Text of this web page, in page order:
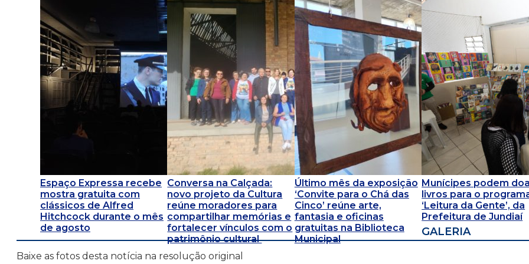
Espaço Expressa recebe
mostra gratuita com
clássicos de Alfred
Hitchcock durante o mês
de agosto
Conversa na Calçada:
novo projeto da Cultura
reúne moradores para
compartilhar memórias e
fortalecer vínculos com o
patrimônio cultural
Último mês da exposição
‘Convite para o Chá das
Cinco’ reúne arte,
fantasia e oficinas
gratuitas na Biblioteca
Municipal
Munícipes podem
livros para o
‘Leitura da Gente’, da
Prefeitura de Jundiaí
GALERIA
Baixe as fotos desta notícia na resolução original